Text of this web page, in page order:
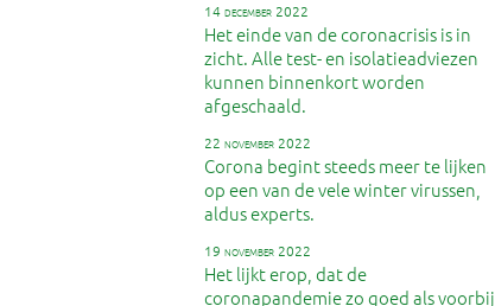
14 december 2022
Het einde van de coronacrisis is in
zicht. Alle test- en isolatieadviezen
kunnen binnenkort worden
afgeschaald.
22 november 2022
Corona begint steeds meer te lijken
op een van de vele winter virussen,
aldus experts.
19 november 2022
Het lijkt erop, dat de
coronapandemie zo goed als voorbij